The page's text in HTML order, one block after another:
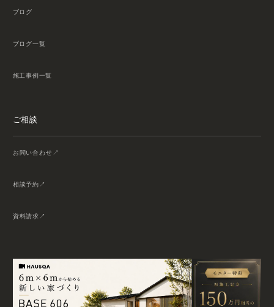
ブログ
ブログ一覧
施工事例一覧
ご相談
お問い合わせ
相談予約
資料請求